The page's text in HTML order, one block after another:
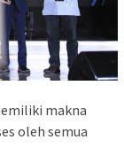
makna
oleh semua